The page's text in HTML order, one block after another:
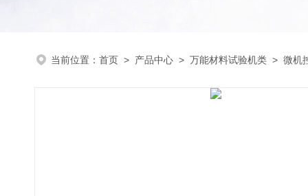
当前位置： 首页 > 产品中心 > 万能材料试验机类 > 微机